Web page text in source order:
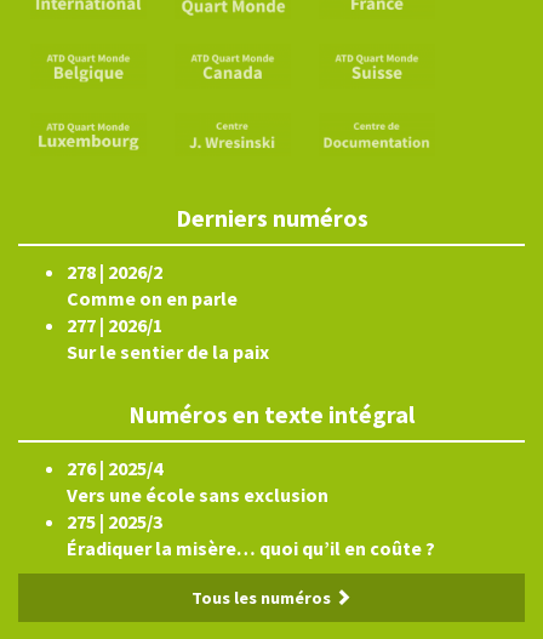
Derniers numéros
278 | 2026/2
Comme on en parle
277 | 2026/1
Sur le sentier de la paix
Numéros en texte intégral
276 | 2025/4
Vers une école sans exclusion
275 | 2025/3
Éradiquer la misère… quoi qu’il en coûte ?
Tous les numéros